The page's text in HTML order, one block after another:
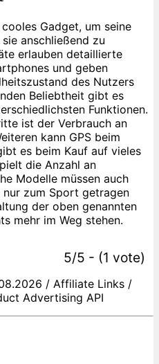
Gadget, um seine
anschließend zu
erlauben detaillierte
und geben
des Nutzers
Beliebtheit gibt es
Funktionen.
ist der Verbrauch an
kann GPS beim
es beim Kauf auf vieles
die Anzahl an
Modelle müssen auch
zum Sport getragen
der oben genannten
mehr im Weg stehen.
5/5 - (1 vote)
/ Affiliate Links /
Advertising API